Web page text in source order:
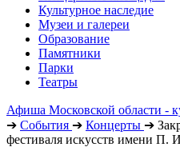
Культурное наследие
Музеи и галереи
Образование
Памятники
Парки
Театры
Афиша Московской области -
➔ События ➔ Концерты ➔
фестиваля искусств имени П.